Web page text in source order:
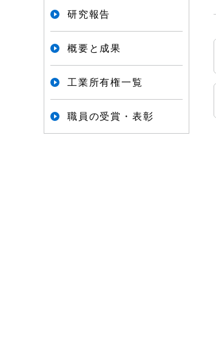
研究報告
概要と成果
工業所有権一覧
職員の受賞・表彰